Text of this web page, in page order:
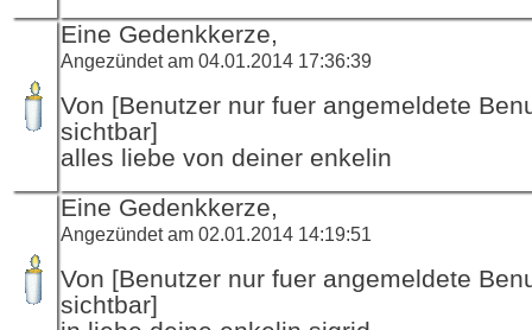
Eine Gedenkkerze,
Angezündet am 04.01.2014 17:36:39
Von [Benutzer nur fuer angemeldete
sichtbar]
alles liebe von deiner enkelin
Eine Gedenkkerze,
Angezündet am 02.01.2014 14:19:51
Von [Benutzer nur fuer angemeldete
sichtbar]